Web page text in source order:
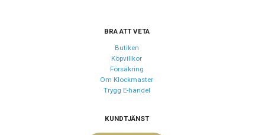
BRA ATT VETA
Butiken
Köpvillkor
Försäkring
Om Klockmaster
Trygg E-handel
KUNDTJÄNST